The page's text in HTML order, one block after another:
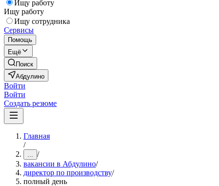
Ищу работу
Ищу работу
Ищу сотрудника
Сервисы
Помощь
Ещё
Поиск
Абдулино
Войти
Войти
Создать резюме
Главная
/
... /
вакансии в Абдулино/
директор по производству/
полный день